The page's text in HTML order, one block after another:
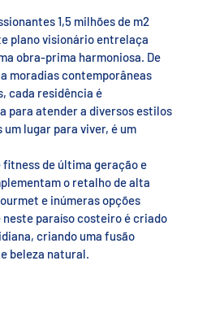
1,5 milhões de m2
plano visionário entrelaça
obra-prima harmoniosa. De
moradias contemporâneas
cada residência é
para atender a diversos estilos
um lugar para viver, é um
de última geração e
o retalho de alta
e inúmeras opções
paraíso costeiro é criado
criando uma fusão
beleza natural.